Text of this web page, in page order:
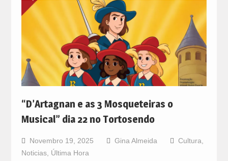
“D’Artagnan e as 3 Mosqueteiras o
Musical” dia 22 no Tortosendo
Novembro 19, 2025 Gina Almeida Cultura
Noticias, Última Hora